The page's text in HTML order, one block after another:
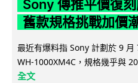
Sony 傳推平價復
舊款規格挑戰加價
最近有爆料指 Sony 計劃於 9
WH-1000XM4C，規格幾乎與
全文